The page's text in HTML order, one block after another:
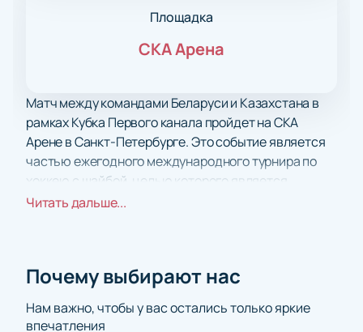
Площадка
СКА Арена
Матч между командами Беларуси и Казахстана в
рамках Кубка Первого канала пройдет на СКА
Арене в Санкт-Петербурге. Это событие является
частью ежегодного международного турнира по
хоккею с шайбой, целью которого является
развитие международных спортивных связей, а
спортивных специалистов, но и широкого круга
мире хоккея.
Читать дальше...
Почему выбирают нас
Нам важно, чтобы у вас остались только яркие
впечатления